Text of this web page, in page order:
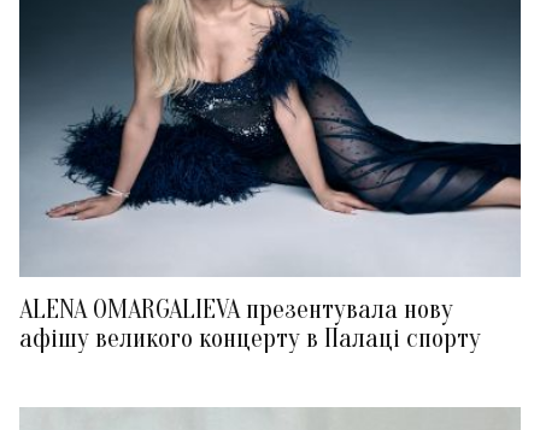
ALENA OMARGALIEVA презентувала нову
афішу великого концерту в Палаці спорту